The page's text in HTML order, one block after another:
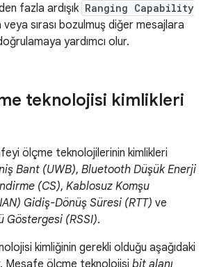
fazla ardışık Ranging Capability
veya sırası bozulmuş diğer mesajlara
yardımcı olur.
teknolojisi kimlikleri
ölçme teknolojilerinin kimlikleri
Bant (UWB), Bluetooth Düşük Enerji
(CS), Kablosuz Komşu
Gidiş-Dönüş Süresi (RTT) ve
Göstergesi (RSSI).
kimliğinin gerekli olduğu aşağıdaki
Mesafe ölçme teknolojisi bit alanı